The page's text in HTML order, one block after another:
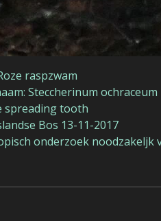
raspzwam
Steccherinum ochraceum
spreading tooth
Bos 13-11-2017
onderzoek noodzakeljk